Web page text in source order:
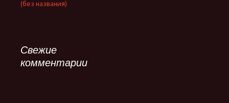
(без названия)
Свежие
комментарии